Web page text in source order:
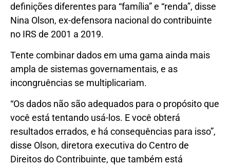
definições diferentes para “família” e “renda”, disse
Nina Olson, ex-defensora nacional do contribuinte
no IRS de 2001 a 2019.
Tente combinar dados em uma gama ainda mais
ampla de sistemas governamentais, e as
incongruências se multiplicariam.
“Os dados não são adequados para o propósito que
você está tentando usá-los. E você obterá
resultados errados, e há consequências para isso”,
disse Olson, diretora executiva do Centro de
Direitos do Contribuinte, que também está